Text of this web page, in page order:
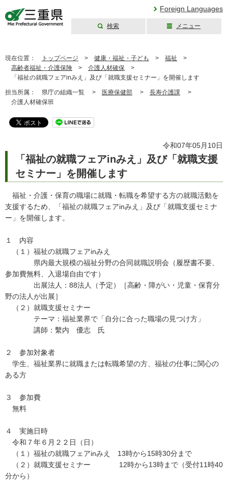
Foreign Languages
検索 メニュー
現在位置： トップページ > 健康・福祉・子ども > 福祉 >
高齢者福祉・介護保険 > 介護人材確保 >
「福祉の就職フェアinみえ」及び「就職支援セミナー」を開催します
担当所属： 県庁の組織一覧 > 医療保健部 > 長寿介護課 >
介護人材確保班
令和07年05月10日
「福祉の就職フェアinみえ」及び「就職支援
セミナー」を開催します
福祉・介護・保育の職場に就職・転職を希望する方の就職活動を
支援するため、「福祉の就職フェアinみえ」及び「就職支援セミナ
ー」を開催します。
１ 内容
（１）福祉の就職フェアinみえ
県内最大規模の福祉分野の合同就職説明会（履歴書不要、
参加費無料、入退場自由です）
出展法人：88法人（予定）［高齢・障がい・児童・保育分
野の法人が出展］
（２）就職支援セミナー
テーマ：福祉業界で「自分に合った職場の見つけ方」
講師：繫内 優志 氏
２ 参加対象者
学生、福祉業界に就職または転職希望の方、福祉の仕事に関心の
ある方
３ 参加費
無料
４ 実施日時
令和７年６月２２日（日）
（１）福祉の就職フェアinみえ 13時から15時30分まで
（２）就職支援セミナー 12時から13時まで（受付11時40
分から）